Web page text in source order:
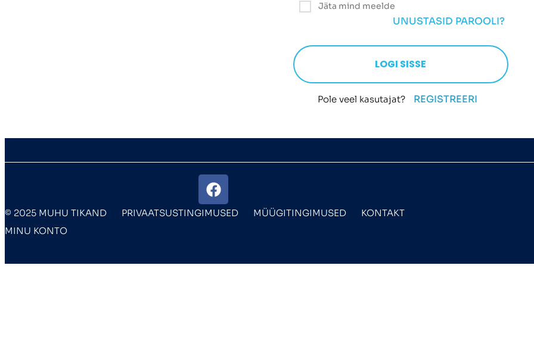
Jäta mind meelde
UNUSTASID PAROOLI?
Pole veel kasutajat? REGISTREERI
© 2025 MUHU TIKAND PRIVAATSUSTINGIMUSED MÜÜGITINGIMUSED
KONTAKT
MINU KONTO